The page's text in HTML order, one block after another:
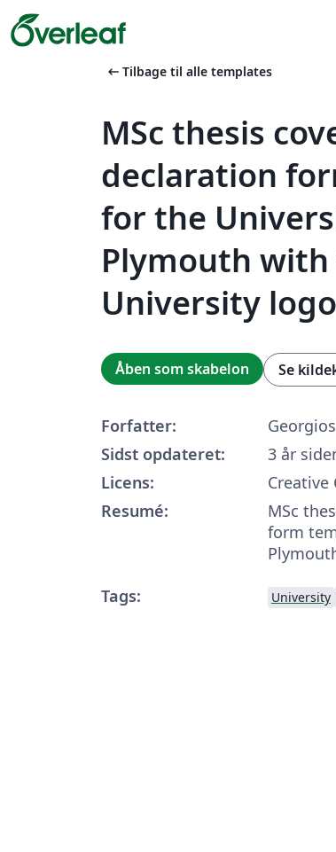
arrow_left_alt Tilbage til alle templates
MSc thesis
declaration
for the
Plymouth
University logo
Åben som skabelon Se
Forfatter:
Sidst opdateret:
3 år
Licens:
Creative
Resumé:
MSc
form
Tags:
University